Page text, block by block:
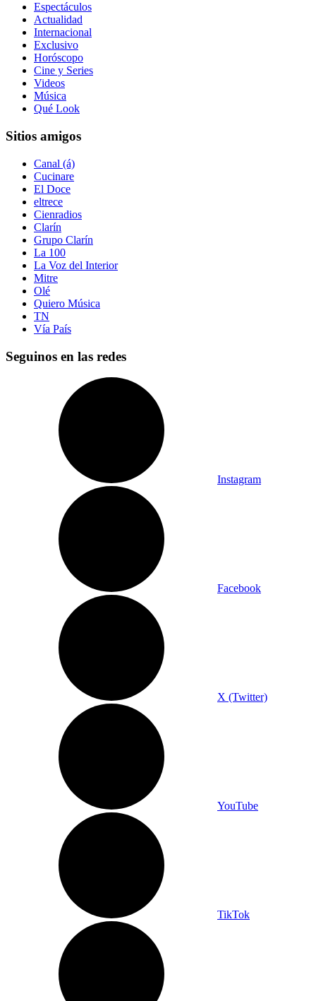
Espectáculos
Actualidad
Internacional
Exclusivo
Horóscopo
Cine y Series
Videos
Música
Qué Look
Sitios amigos
Canal (á)
Cucinare
El Doce
eltrece
Cienradios
Clarín
Grupo Clarín
La 100
La Voz del Interior
Mitre
Olé
Quiero Música
TN
Vía País
Seguinos en las redes
Instagram
Facebook
X (Twitter)
YouTube
TikTok